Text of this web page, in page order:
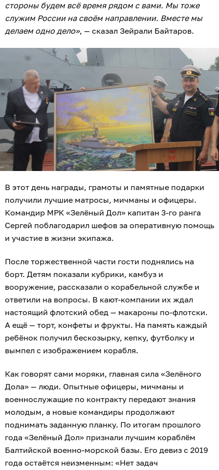
стороны будем всё время рядом с вами. Мы тоже
служим России на своём направлении. Вместе мы
делаем одно дело», — сказал Зейрали Байтаров.
В этот день награды, грамоты и памятные подарки
получили лучшие матросы, мичманы и офицеры.
Командир МРК «Зелёный Дол» капитан 3-го ранга
Сергей поблагодарил шефов за оперативную помощь
и участие в жизни экипажа.
После торжественной части гости поднялись на
борт. Детям показали кубрики, камбуз и
вооружение, рассказали о корабельной службе и
ответили на вопросы. В кают-компании их ждал
настоящий флотский обед — макароны по-флотски.
А ещё — торт, конфеты и фрукты. На память каждый
ребёнок получил бескозырку, кепку, футболку и
вымпел с изображением корабля.
Как говорят сами моряки, главная сила «Зелёного
Дола» — люди. Опытные офицеры, мичманы и
военнослужащие по контракту передают знания
молодым, а новые командиры продолжают
поднимать заданную планку. По итогам прошлого
года «Зелёный Дол» признали лучшим кораблём
Балтийской военно-морской базы. Его девиз с 2019
года остаётся неизменным: «Нет задач